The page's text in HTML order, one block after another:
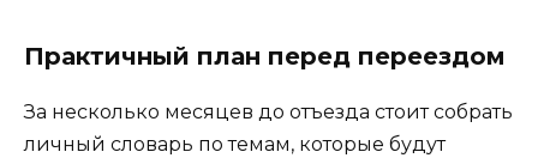
Практичный план перед переездом
За несколько месяцев до отъезда стоит собрать
личный словарь по темам, которые будут